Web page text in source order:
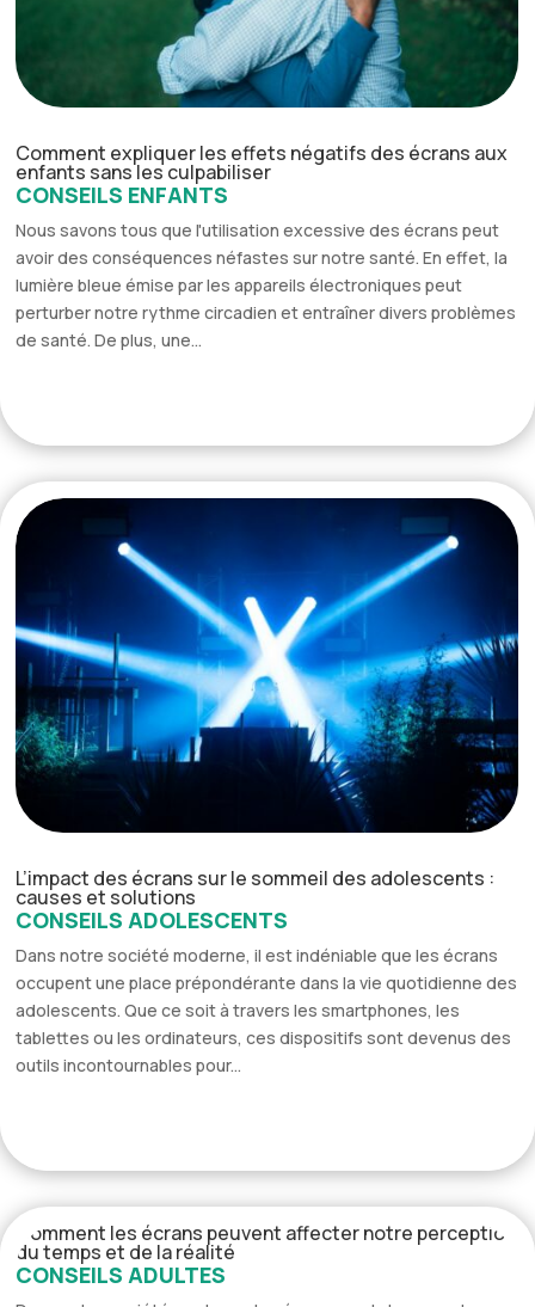
Comment expliquer les effets négatifs des écrans aux
enfants sans les culpabiliser
CONSEILS ENFANTS
Nous savons tous que l'utilisation excessive des écrans peut
avoir des conséquences néfastes sur notre santé. En effet, la
lumière bleue émise par les appareils électroniques peut
perturber notre rythme circadien et entraîner divers problèmes
de santé. De plus, une...
L’impact des écrans sur le sommeil des adolescents :
causes et solutions
CONSEILS ADOLESCENTS
Dans notre société moderne, il est indéniable que les écrans
occupent une place prépondérante dans la vie quotidienne des
adolescents. Que ce soit à travers les smartphones, les
tablettes ou les ordinateurs, ces dispositifs sont devenus des
outils incontournables pour...
Comment les écrans peuvent affecter notre perception
du temps et de la réalité
CONSEILS ADULTES